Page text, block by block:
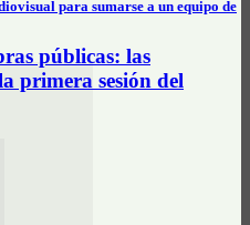
para sumarse a un equipo de
públicas: las
primera sesión del